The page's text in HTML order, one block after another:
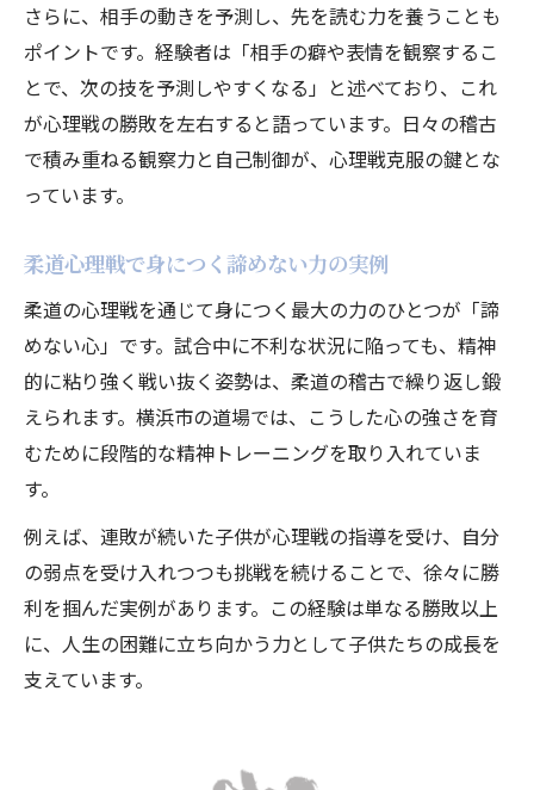
さらに、相手の動きを予測し、先を読む力を養うことも
ポイントです。経験者は「相手の癖や表情を観察するこ
とで、次の技を予測しやすくなる」と述べており、これ
が心理戦の勝敗を左右すると語っています。日々の稽古
で積み重ねる観察力と自己制御が、心理戦克服の鍵とな
っています。
柔道心理戦で身につく諦めない力の実例
柔道の心理戦を通じて身につく最大の力のひとつが「諦
めない心」です。試合中に不利な状況に陥っても、精神
的に粘り強く戦い抜く姿勢は、柔道の稽古で繰り返し鍛
えられます。横浜市の道場では、こうした心の強さを育
むために段階的な精神トレーニングを取り入れていま
す。
例えば、連敗が続いた子供が心理戦の指導を受け、自分
の弱点を受け入れつつも挑戦を続けることで、徐々に勝
利を掴んだ実例があります。この経験は単なる勝敗以上
に、人生の困難に立ち向かう力として子供たちの成長を
支えています。